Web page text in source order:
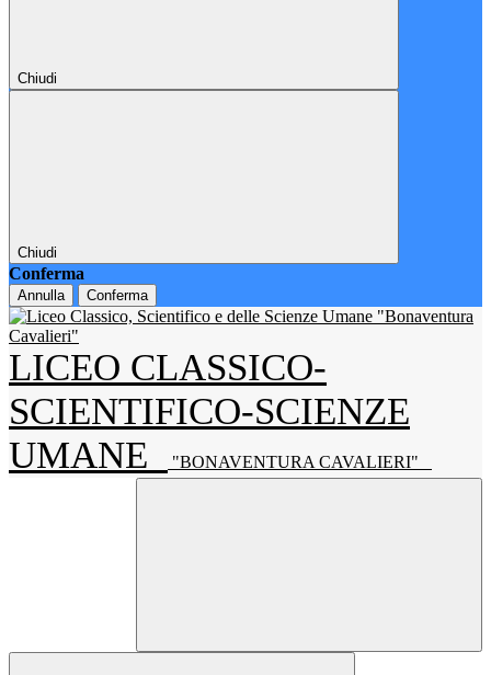
Chiudi
Chiudi
Conferma
Annulla Conferma
LICEO CLASSICO-
SCIENTIFICO-SCIENZE
UMANE
"BONAVENTURA CAVALIERI"